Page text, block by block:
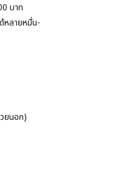
บาท
หลายหมื่น-
ยนอก)